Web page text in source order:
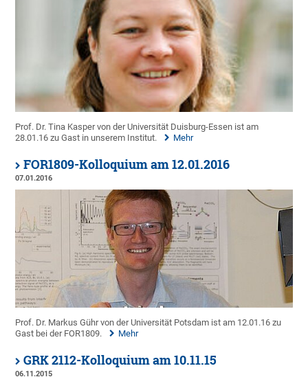
Prof. Dr. Tina Kasper von der Universität Duisburg-Essen ist am
28.01.16 zu Gast in unserem Institut.
Mehr
FOR1809-Kolloquium am 12.01.2016
07.01.2016
Prof. Dr. Markus Gühr von der Universität Potsdam ist am 12.01.16 zu
Gast bei der FOR1809.
Mehr
GRK 2112-Kolloquium am 10.11.15
06.11.2015